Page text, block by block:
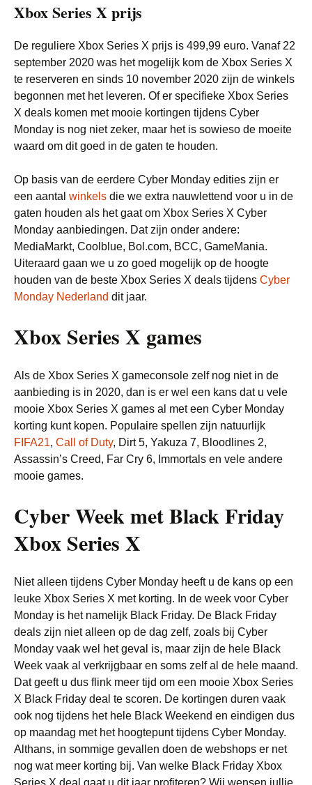
Xbox Series X prijs
De reguliere Xbox Series X prijs is 499,99 euro. Vanaf 22
september 2020 was het mogelijk kom de Xbox Series X
te reserveren en sinds 10 november 2020 zijn de winkels
begonnen met het leveren. Of er specifieke Xbox Series
X deals komen met mooie kortingen tijdens Cyber
Monday is nog niet zeker, maar het is sowieso de moeite
waard om dit goed in de gaten te houden.
Op basis van de eerdere Cyber Monday edities zijn er
een aantal winkels die we extra nauwlettend voor u in de
gaten houden als het gaat om Xbox Series X Cyber
Monday aanbiedingen. Dat zijn onder andere:
MediaMarkt, Coolblue, Bol.com, BCC, GameMania.
Uiteraard gaan we u zo goed mogelijk op de hoogte
houden van de beste Xbox Series X deals tijdens Cyber
Monday Nederland dit jaar.
Xbox Series X games
Als de Xbox Series X gameconsole zelf nog niet in de
aanbieding is in 2020, dan is er wel een kans dat u vele
mooie Xbox Series X games al met een Cyber Monday
korting kunt kopen. Populaire spellen zijn natuurlijk
FIFA21, Call of Duty, Dirt 5, Yakuza 7, Bloodlines 2,
Assassin’s Creed, Far Cry 6, Immortals en vele andere
mooie games.
Cyber Week met Black Friday
Xbox Series X
Niet alleen tijdens Cyber Monday heeft u de kans op een
leuke Xbox Series X met korting. In de week voor Cyber
Monday is het namelijk Black Friday. De Black Friday
deals zijn niet alleen op de dag zelf, zoals bij Cyber
Monday vaak wel het geval is, maar zijn de hele Black
Week vaak al verkrijgbaar en soms zelf al de hele maand.
Dat geeft u dus flink meer tijd om een mooie Xbox Series
X Black Friday deal te scoren. De kortingen duren vaak
ook nog tijdens het hele Black Weekend en eindigen dus
op maandag met het hoogtepunt tijdens Cyber Monday.
Althans, in sommige gevallen doen de webshops er net
nog wat meer korting bij. Van welke Black Friday Xbox
Series X deal gaat u dit jaar profiteren? Wij wensen jullie